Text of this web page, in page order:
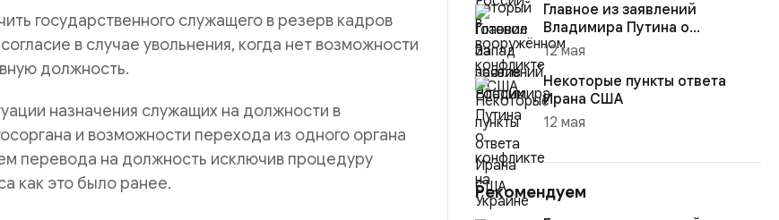
государственного служащего в резерв кадров
в случае увольнения, когда нет возможности
должность.
назначения служащих на должности в
и возможности перехода из одного органа
перевода на должность исключив процедуру
как это было ранее.
Главное из заявлений
Владимира Путина о
конфликте на Украине
12 мая
Некоторые пункты ответа
Ирана США
12 мая
Рекомендуем